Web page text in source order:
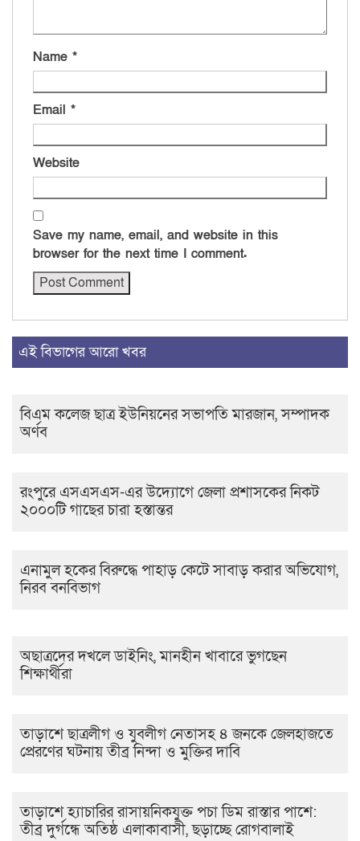
Name *
Email *
Website
Save my name, email, and website in this
browser for the next time I comment.
এই বিভাগের আরো খবর
বিএম কলেজ ছাত্র ইউনিয়নের সভাপতি মারজান, সম্পাদক
অর্ণব
রংপুরে এসএসএস-এর উদ্যোগে জেলা প্রশাসকের নিকট
২০০০টি গাছের চারা হস্তান্তর
এনামুল হকের বিরুদ্ধে পাহাড় কেটে সাবাড় করার অভিযোগ,
নিরব বনবিভাগ
অছাত্রদের দখলে ডাইনিং, মানহীন খাবারে ভুগছেন
শিক্ষার্থীরা
তাড়াশে ছাত্রলীগ ও যুবলীগ নেতাসহ ৪ জনকে জেলহাজতে
প্রেরণের ঘটনায় তীব্র নিন্দা ও মুক্তির দাবি
তাড়াশে হ্যাচারির রাসায়নিকযুক্ত পচা ডিম রাস্তার পাশে:
তীব্র দুর্গন্ধে অতিষ্ঠ এলাকাবাসী, ছড়াচ্ছে রোগবালাই